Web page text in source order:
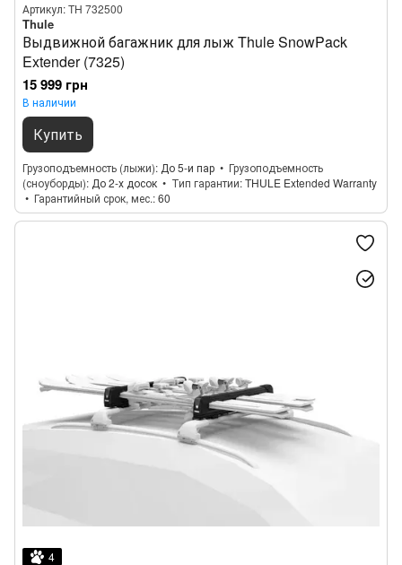
Артикул: TH 732500
Thule
Выдвижной багажник для лыж Thule SnowPack
Extender (7325)
15 999 грн
В наличии
Купить
Грузоподъемность (лыжи) До 5-и пар
Грузоподъемность
(сноуборды) До 2-х досок Тип гарантии THULE Extended Warranty
Гарантийный срок, мес. 60
4